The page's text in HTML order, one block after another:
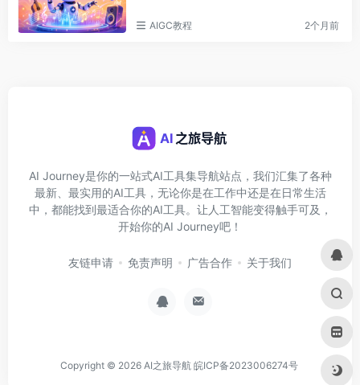
AIGC教程 2个月前
AI Journey是你的一站式AI工具集导航站点，我们汇集了各种
最新、最实用的AI工具，无论你是在工作中还是在日常生活
中，都能找到最适合你的AI工具。让人工智能变得触手可及，
开始你的AI Journey吧！
友链申请 免责声明 广告合作 关于我们
Copyright © 2026 AI之旅导航 皖ICP备2023006274号